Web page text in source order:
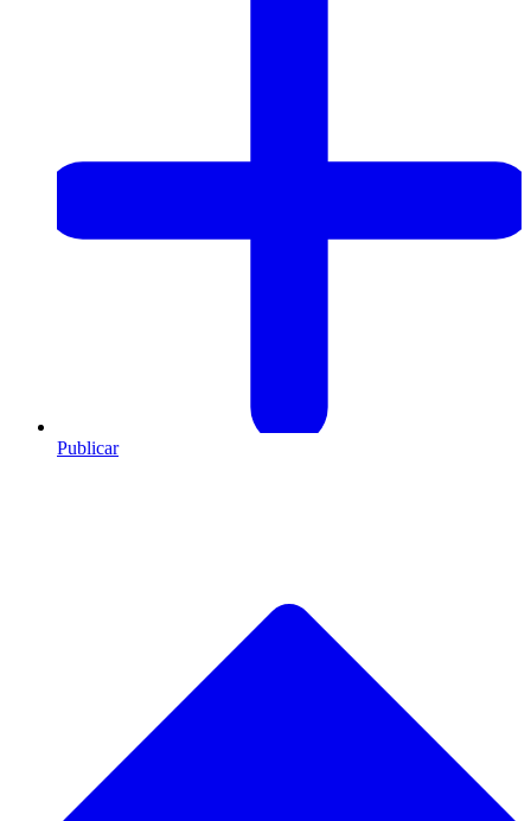
Publicar